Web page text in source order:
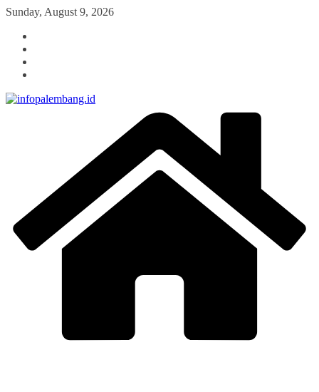
Skip
content
Sunday, August 9, 2026